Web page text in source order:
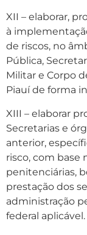
XII – elaborar,
à
de riscos, no
Pública,
Militar e Corpo
Piauí de forma
XIII – elaborar
Secretarias e
anterior,
risco, com base
penitenciárias,
prestação dos
administração
federal aplicável.